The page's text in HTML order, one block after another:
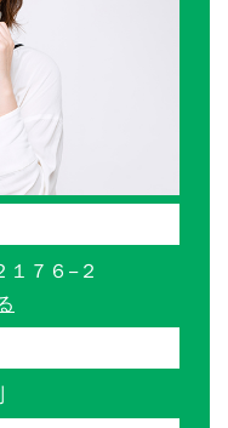
１７６−２